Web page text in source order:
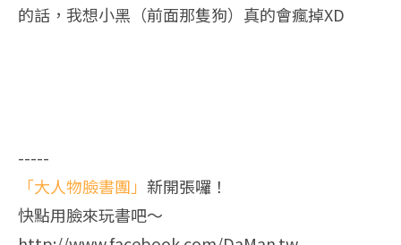
的話，我想小黑（前面那隻狗）真的會瘋掉XD
-----
「大人物臉書團」 新開張囉！
快點用臉來玩書吧～